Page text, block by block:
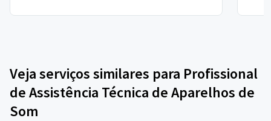
Veja serviços similares para Profissional
de Assistência Técnica de Aparelhos de
Som